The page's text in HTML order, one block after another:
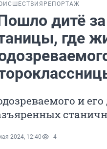
РЕПОРТАЖ
дитё
где
и
2024, 12:40 4